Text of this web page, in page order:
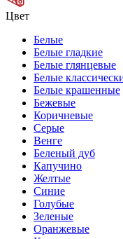
Цвет
Белые
Белые гладкие
Белые глянцевые
Белые
Белые крашенные
Бежевые
Коричневые
Серые
Венге
Беленый дуб
Капучино
Желтые
Синие
Голубые
Зеленые
Оранжевые